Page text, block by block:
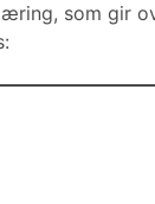
som gir